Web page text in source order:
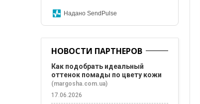
Надано SendPulse
НОВОСТИ ПАРТНЕРОВ
Как подобрать идеальный
оттенок помады по цвету кожи
(margosha.com.ua)
17.06.2026